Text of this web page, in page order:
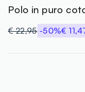
Polo in puro
€ 22,95 -50%€